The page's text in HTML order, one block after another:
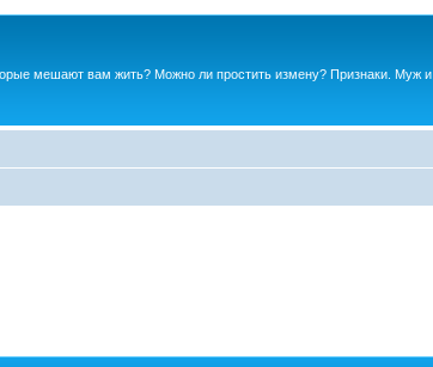
мешают вам жить? Можно ли простить измену? Признаки. Муж и